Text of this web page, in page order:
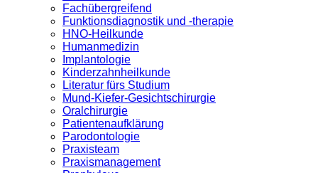
Fachübergreifend
Funktionsdiagnostik und -therapie
HNO-Heilkunde
Humanmedizin
Implantologie
Kinderzahnheilkunde
Literatur fürs Studium
Mund-Kiefer-Gesichtschirurgie
Oralchirurgie
Patientenaufklärung
Parodontologie
Praxisteam
Praxismanagement